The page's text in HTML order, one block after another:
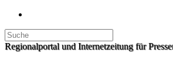
Regionalportal und Internetzeitung für